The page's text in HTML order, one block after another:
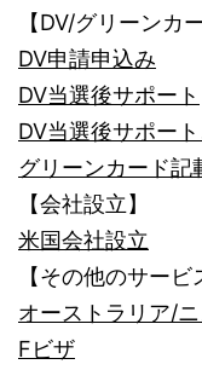
【DV/グリーンカ
DV申請申込み
DV当選後サポート
DV当選後サポー
グリーンカード記
【会社設立】
米国会社設立
【その他のサービ
オーストラリア/
Fビザ